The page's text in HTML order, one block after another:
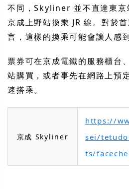
不同，Skyliner 並不直達東京
京成上野站換乘 JR 線。對於
言，這樣的換乘可能會讓人感
票券可在京成電鐵的服務櫃台
站購買，或者事先在網路上預
速搭乘。
京成 Skyliner
https://
sei/
ts/